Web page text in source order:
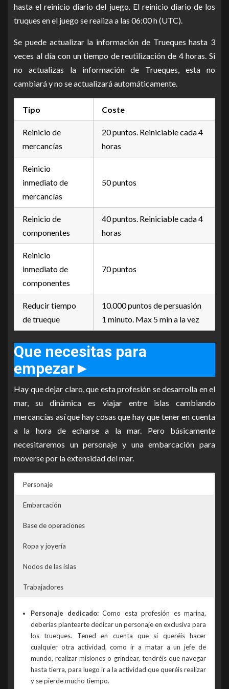
hasta el reinicio diario del juego. El reinicio diario de los
truques en el juego se realiza a las 06:00 h (UTC).
Se puede actualizar la información de Trueques hasta 3
veces al día con un tiempo de reutilización de 4 horas. Si
no actualizas la información de Trueques, esta no
cambiará y no se actualizará automáticamente.
Tipo Coste
Reinicio de
mercancías
20 puntos. Reiniciable cada 4
horas
Reinicio
inmediato de
mercancías
50 puntos
Reinicio de
componentes
40 puntos. Reiniciable cada 4
horas
Reinicio
inmediato de
componentes
70 puntos
Reducir tiempo
de trueque
10.000 puntos de persuasión
1 minuto. Max 5 min a la vez
Que necesitas para
empezar►
Hay que dejar claro, que esta profesión se desarrolla en el
mar, su dinámica es viajar entre islas cambiando
mercancías así que hay cosas que hay que tener en cuenta
a la hora de echarse a la mar. Pero básicamente
necesitaremos un personaje y una embarcación para
moverse por la extensidad del mar.
Personaje
Embarcación
Base de operaciones
Ropa y joyería
Nodos de las islas
Trabajadores
Personaje dedicado:Como esta profesión es marina,
deberías plantearte dedicar un personaje en exclusiva para
los trueques. Tened en cuenta que si queréis hacer
cualquier otra actividad, como ir a matar a un jefe de
mundo, realizar misiones o grindear, tendréis que navegar
hasta tierra, para luego ir a la actividad que queréis realizar
y se pierde mucho tiempo.